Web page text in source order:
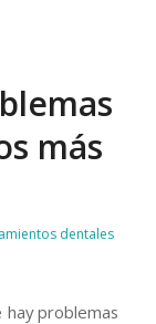
más
dentales
hay problemas